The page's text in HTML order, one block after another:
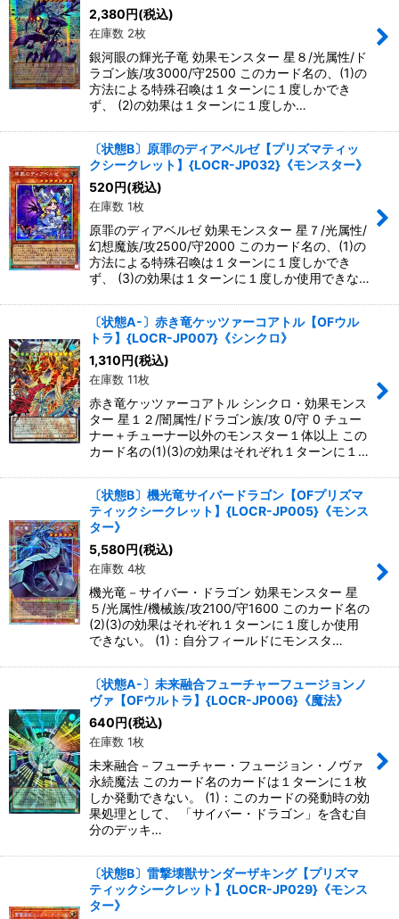
2,380円(税込)
在庫数 2枚
銀河眼の輝光子竜 効果モンスター 星８/光属性/ド
ラゴン族/攻3000/守2500 このカード名の、(1)の
方法による特殊召喚は１ターンに１度しかでき
ず、 (2)の効果は１ターンに１度しか…
〔状態B〕原罪のディアベルゼ【プリズマティッ
クシークレット】{LOCR-JP032}《モンスター》
520円(税込)
在庫数 1枚
原罪のディアベルゼ 効果モンスター 星７/光属性/
幻想魔族/攻2500/守2000 このカード名の、(1)の
方法による特殊召喚は１ターンに１度しかでき
ず、 (3)の効果は１ターンに１度しか使用できな…
〔状態A-〕赤き竜ケッツァーコアトル【OFウル
トラ】{LOCR-JP007}《シンクロ》
1,310円(税込)
在庫数 11枚
赤き竜ケッツァーコアトル シンクロ・効果モンス
ター 星１２/闇属性/ドラゴン族/攻 0/守 0 チュー
ナー＋チューナー以外のモンスター１体以上 この
カード名の(1)(3)の効果はそれぞれ１ターンに１…
〔状態B〕機光竜サイバードラゴン【OFプリズマ
ティックシークレット】{LOCR-JP005}《モンス
ター》
5,580円(税込)
在庫数 4枚
機光竜－サイバー・ドラゴン 効果モンスター 星
５/光属性/機械族/攻2100/守1600 このカード名の
(2)(3)の効果はそれぞれ１ターンに１度しか使用
できない。 (1)：自分フィールドにモンスタ…
〔状態A-〕未来融合フューチャーフュージョンノ
ヴァ【OFウルトラ】{LOCR-JP006}《魔法》
640円(税込)
在庫数 1枚
未来融合－フューチャー・フュージョン・ノヴァ
永続魔法 このカード名のカードは１ターンに１枚
しか発動できない。 (1)：このカードの発動時の効
果処理として、 「サイバー・ドラゴン」を含む自
分のデッキ…
〔状態B〕雷撃壊獣サンダーザキング【プリズマ
ティックシークレット】{LOCR-JP029}《モンス
ター》